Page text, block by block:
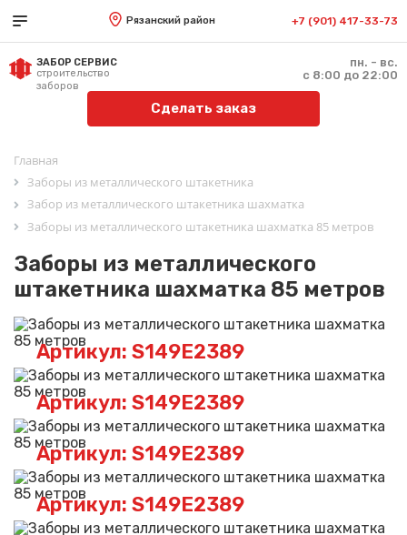
Рязанский район +7 (901) 417-33-73
ЗАБОР СЕРВИС
строительство
заборов
пн. - вс.
с 8:00 до 22:00
Сделать заказ
Главная
Заборы из металлического штакетника
Забор из металлического штакетника шахматка
Заборы из металлического штакетника шахматка 85 метров
Заборы из металлического
штакетника шахматка 85 метров
Артикул: S149E2389
Артикул: S149E2389
Артикул: S149E2389
Артикул: S149E2389